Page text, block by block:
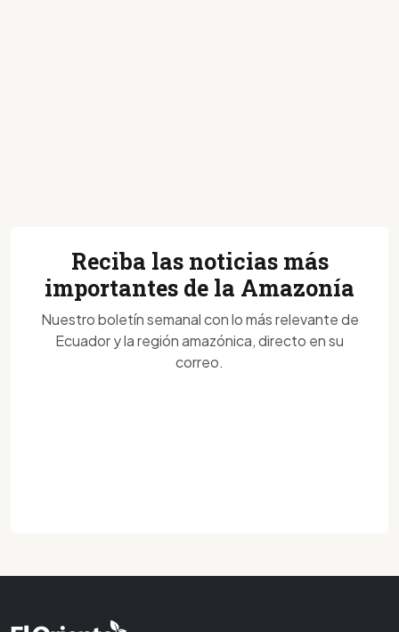
Reciba las noticias más
importantes de la Amazonía
Nuestro boletín semanal con lo más relevante de
Ecuador y la región amazónica, directo en su
correo.